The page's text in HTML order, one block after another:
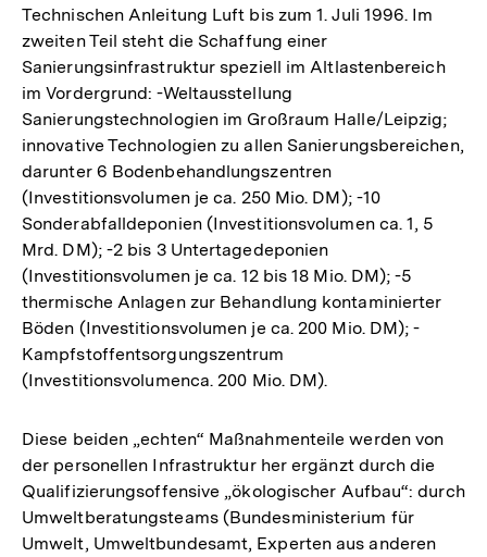
Technischen Anleitung Luft bis zum 1. Juli 1996. Im
zweiten Teil steht die Schaffung einer
Sanierungsinfrastruktur speziell im Altlastenbereich
im Vordergrund: -Weltausstellung
Sanierungstechnologien im Großraum Halle/Leipzig;
innovative Technologien zu allen Sanierungsbereichen,
darunter 6 Bodenbehandlungszentren
(Investitionsvolumen je ca. 250 Mio. DM); -10
Sonderabfalldeponien (Investitionsvolumen ca. 1, 5
Mrd. DM); -2 bis 3 Untertagedeponien
(Investitionsvolumen je ca. 12 bis 18 Mio. DM); -5
thermische Anlagen zur Behandlung kontaminierter
Böden (Investitionsvolumen je ca. 200 Mio. DM); -
Kampfstoffentsorgungszentrum
(Investitionsvolumenca. 200 Mio. DM).
Diese beiden „echten“ Maßnahmenteile werden von
der personellen Infrastruktur her ergänzt durch die
Qualifizierungsoffensive „ökologischer Aufbau“: durch
Umweltberatungsteams (Bundesministerium für
Umwelt, Umweltbundesamt, Experten aus anderen